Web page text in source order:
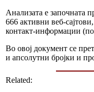
Анализата е започната
666 активни веб-
контакт-информации
Во овој документ се
и апсолутни бројки и
Related: